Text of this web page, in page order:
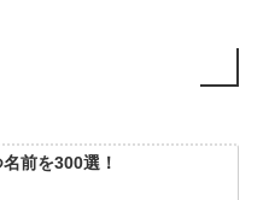
前を300選！